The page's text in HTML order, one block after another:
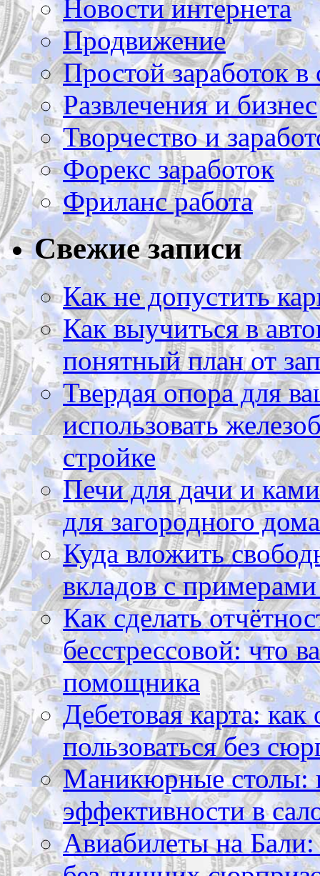
Новости интернета
Продвижение
Простой заработок в
Развлечения и бизнес
Творчество и
Форекс заработок
Фриланс работа
Свежие записи
Как не допустить
Как выучиться в
понятный план от
Твердая опора для
использовать
стройке
Печи для дачи и
для загородного дома
Куда вложить
вкладов с
Как сделать
бесстрессовой: что
помощника
Дебетовая карта:
пользоваться без
Маникюрные столы:
эффективности в
Авиабилеты на Бали: